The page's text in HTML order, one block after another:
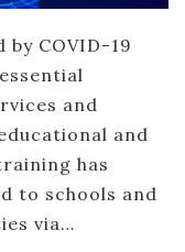
COVID-19
and
and
has
to schools and
via…